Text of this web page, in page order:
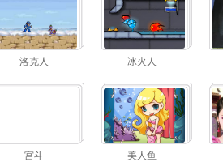
洛克人 冰火人
宫斗 美人鱼